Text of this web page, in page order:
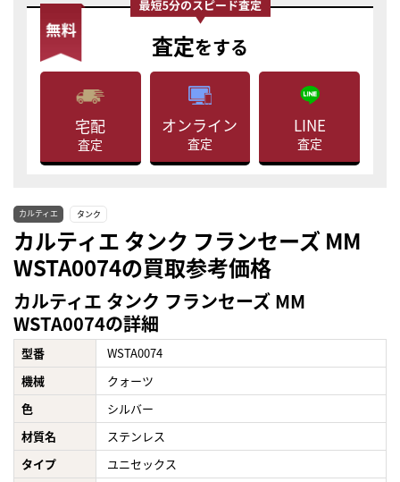
査定をする
宅配
査定
オンライン
査定
LINE
査定
カルティエ タンク
カルティエ タンク フランセーズ MM
WSTA0074の買取参考価格
カルティエ タンク フランセーズ MM
WSTA0074の詳細
型番
WSTA0074
機械
クォーツ
色
シルバー
材質名
ステンレス
タイプ
ユニセックス